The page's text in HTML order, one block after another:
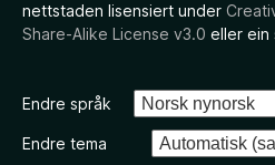
nettstaden lisensiert under
Share-Alike License v3.0 eller ein
Endre språk
Endre tema